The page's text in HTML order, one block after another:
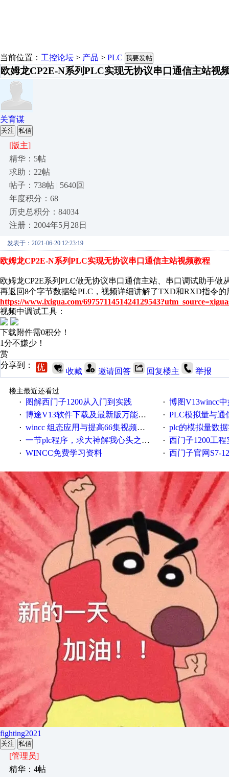
当前位置： 工控论坛 > 产品 > PLC 我要发帖
欧姆龙CP2E-N系列PLC实现无协议串口通信主站视
关育谋
关注 私信
[版主]
精华：5帖
求助：22帖
帖子：738帖 | 5640回
年度积分：68
历史总积分：84034
注册：2004年5月28日
发表于：2021-06-20 12:23:19
欧姆龙CP2E-N系列PLC实现无协议串口通信主站视频教程
欧姆龙CP2E系列PLC做无协议串口通信主站、串口调试助手
再返回8个字节数据给PLC，视频详细讲解了TXD和RXD指令
https://www.ixigua.com/
视频中调试工具：
下载附件需0积分！
1分不嫌少！
赏
分享到：
收藏 邀请回答 回复楼主 举报
楼主最近还看过
·
图解西门子1200从入门到实践 · 博图V13wincc中如何
· 博途V13软件下载及最新版万能授权下载 · PLC模拟量与通信控
· wincc 组态应用与提高66集视频教程 · plc的模拟量数据
· 一节plc程序，求大神解我心头之惑，感谢 · 西门子1200工
· WINCC免费学习资料 · 西门子官网S7-
fighting2021
关注 私信
[管理员]
精华：4帖